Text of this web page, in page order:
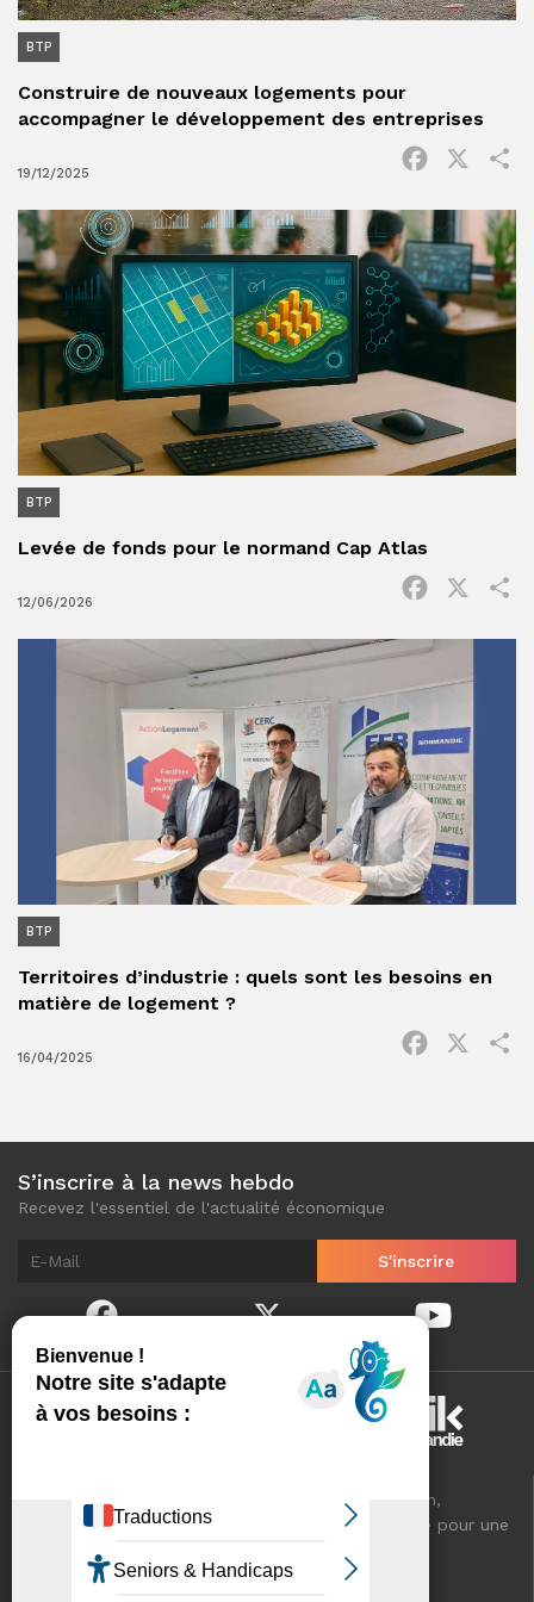
BTP
Construire de nouveaux logements pour
accompagner le développement des entreprises
19/12/2025
Facebook
BTP
Levée de fonds pour le normand Cap Atlas
12/06/2026
Facebook
BTP
Territoires d’industrie : quels sont les besoins en
matière de logement ?
16/04/2025
Facebook
S’inscrire à la news hebdo
Recevez l'essentiel de l'actualité économique
Normandinamik sélectionne pour vous, au quotidien,
l'essentiel de l'actualité économique de Normandie pour une